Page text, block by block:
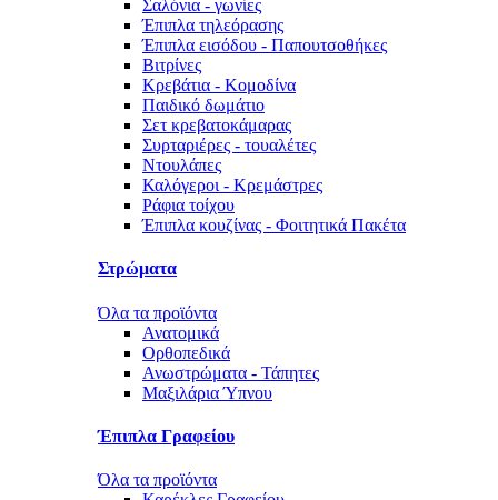
Σαλόνια - γωνίες
Έπιπλα τηλεόρασης
Έπιπλα εισόδου - Παπουτσοθήκες
Βιτρίνες
Κρεβάτια - Κομοδίνα
Παιδικό δωμάτιο
Σετ κρεβατοκάμαρας
Συρταριέρες - τουαλέτες
Ντουλάπες
Καλόγεροι - Κρεμάστρες
Ράφια τοίχου
Έπιπλα κουζίνας - Φοιτητικά Πακέτα
Στρώματα
Όλα τα προϊόντα
Ανατομικά
Ορθοπεδικά
Ανωστρώματα - Τάπητες
Μαξιλάρια Ύπνου
Έπιπλα Γραφείου
Όλα τα προϊόντα